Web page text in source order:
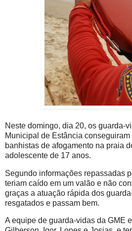
Neste domingo, dia 20, os guarda-
Municipal de Estância
banhistas de afogamento na praia
adolescente de 17 anos.
Segundo informações repassadas
teriam caído em um valão e não
graças a atuação rápida dos
resgatados e passam bem.
A equipe de guarda-vidas da GME